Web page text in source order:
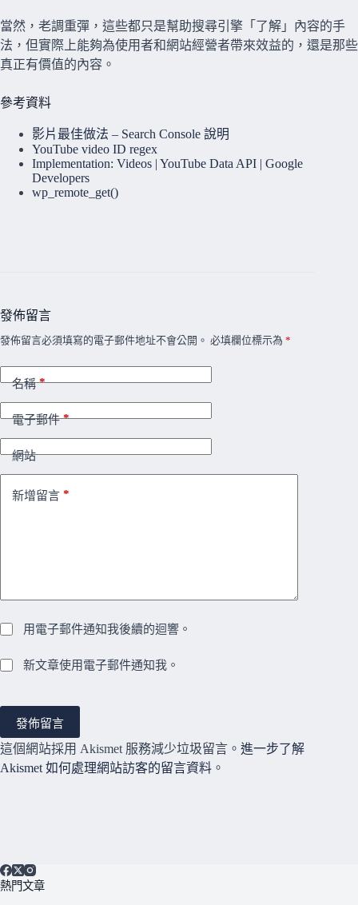
當然，老調重彈，這些都只是幫助搜尋引擎「了解」內容的手
法，但實際上能夠為使用者和網站經營者帶來效益的，還是那些
真正有價值的內容。
參考資料
影片最佳做法 – Search Console 說明
YouTube video ID regex
Implementation: Videos | YouTube Data API | Google
Developers
wp_remote_get()
發佈留言
發佈留言必須填寫的電子郵件地址不會公開。 必填欄位標示為 *
名稱*
電子郵件*
網站
新增留言 *
用電子郵件通知我後續的迴響。
新文章使用電子郵件通知我。
發佈留言
這個網站採用 Akismet 服務減少垃圾留言。 進一步了解
Akismet 如何處理網站訪客的留言資料 。
熱門文章